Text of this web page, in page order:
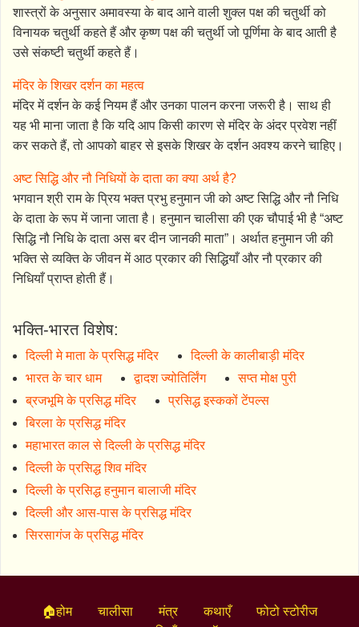
शास्त्रों के अनुसार अमावस्या के बाद आने वाली शुक्ल पक्ष की चतुर्थी को
विनायक चतुर्थी कहते हैं और कृष्ण पक्ष की चतुर्थी जो पूर्णिमा के बाद आती है
उसे संकष्टी चतुर्थी कहते हैं।
मंदिर के शिखर दर्शन का महत्व
मंदिर में दर्शन के कई नियम हैं और उनका पालन करना जरूरी है। साथ ही
यह भी माना जाता है कि यदि आप किसी कारण से मंदिर के अंदर प्रवेश नहीं
कर सकते हैं, तो आपको बाहर से इसके शिखर के दर्शन अवश्य करने चाहिए।
अष्ट सिद्धि और नौ निधियों के दाता का क्या अर्थ है?
भगवान श्री राम के प्रिय भक्त प्रभु हनुमान जी को अष्ट सिद्धि और नौ निधि
के दाता के रूप में जाना जाता है। हनुमान चालीसा की एक चौपाई भी है “अष्ट
सिद्धि नौ निधि के दाता अस बर दीन जानकी माता”। अर्थात हनुमान जी की
भक्ति से व्यक्ति के जीवन में आठ प्रकार की सिद्धियाँ और नौ प्रकार की
निधियाँ प्राप्त होती हैं।
भक्ति-भारत विशेष:
दिल्ली मे माता के प्रसिद्ध मंदिर
दिल्ली के कालीबाड़ी मंदिर
भारत के चार धाम
द्वादश ज्योतिर्लिंग
सप्त मोक्ष पुरी
ब्रजभूमि के प्रसिद्ध मंदिर
प्रसिद्ध इस्ककों टेंपल्स
बिरला के प्रसिद्ध मंदिर
महाभारत काल से दिल्ली के प्रसिद्ध मंदिर
दिल्ली के प्रसिद्ध शिव मंदिर
दिल्ली के प्रसिद्ध हनुमान बालाजी मंदिर
दिल्ली और आस-पास के प्रसिद्ध मंदिर
सिरसागंज के प्रसिद्ध मंदिर
🏠होम चालीसा मंत्र कथाएँ
फोटो स्टोरीज